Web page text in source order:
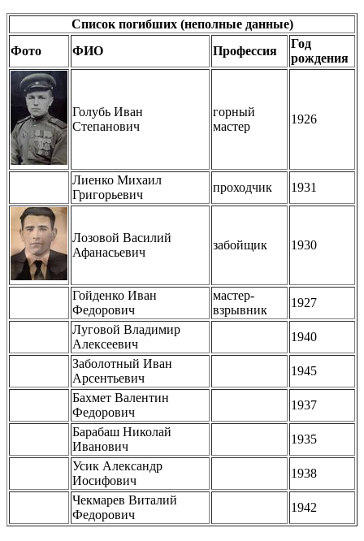
Список погибших (неполные данные)
Фото
ФИО Профессия
Год
рождения
Голубь Иван
Степанович
горный
мастер
1926
Лиенко Михаил
Григорьевич
проходчик 1931
Лозовой Василий
Афанасьевич
забойщик 1930
Гойденко Иван
Федорович
мастер-
взрывник
1927
Луговой Владимир
Алексеевич
1940
Заболотный Иван
Арсентьевич
1945
Бахмет Валентин
Федорович
1937
Барабаш Николай
Иванович
1935
Усик Александр
Иосифович
1938
Чекмарев Виталий
Федорович
1942